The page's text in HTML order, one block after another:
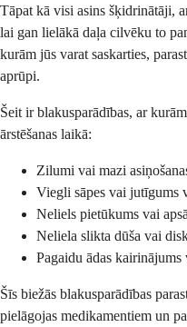
Tāpat kā visi asins šķidrinātāji,
lai gan lielākā daļa cilvēku to
kurām jūs varat saskarties,
aprūpi.
Šeit ir blakusparādības, ar
ārstēšanas laikā:
Zilumi vai mazi
Viegli sāpes vai jutīgums
Neliels pietūkums vai
Neliela slikta dūša vai
Pagaidu ādas kairinājums
Šīs biežās blakusparādības
pielāgojas medikamentiem un